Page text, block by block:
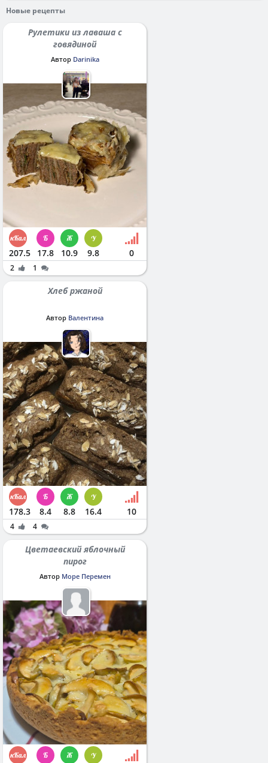
Новые рецепты
Рулетики из лаваша с
говядиной
Автор Darinika
207.5 17.8 10.9 9.8 0
2 1
Хлеб ржаной
Автор Валентина
178.3 8.4 8.8 16.4 10
4 4
Цветаевский яблочный
пирог
Автор Море Перемен